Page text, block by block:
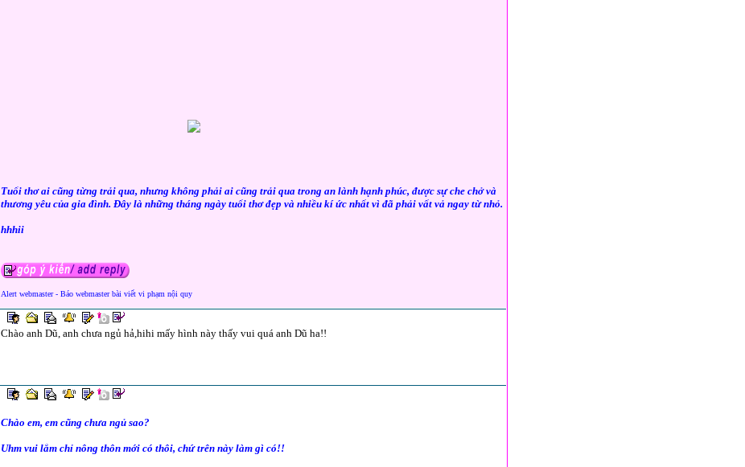
Tuổi thơ ai cũng từng trải qua, nhưng không phải ai cũng trải qua trong an lành hạnh phúc, được sự che chở và
thương yêu của gia đình. Đây là những tháng ngày tuổi thơ đẹp và nhiều kí ức nhất vì đã phải vất vả ngay từ nhỏ.
hhhii
Alert webmaster - Báo webmaster bài viết vi phạm nội quy
Chào anh Dũ, anh chưa ngủ hả,hihi mấy hình này thấy vui quá anh Dũ ha!!
Chào em, em cũng chưa ngủ sao?
Uhm vui lắm chỉ nông thôn mới có thôi, chứ trên này làm gì có!!